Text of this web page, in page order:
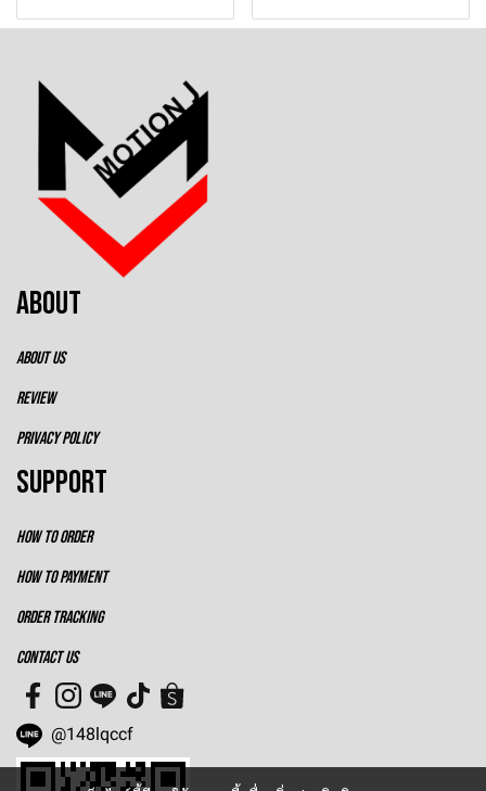
ABOUT
ABOUT US
REVIEW
PRIVACY POLICY
SUPPORT
HOW TO ORDER
HOW TO PAYMENT
ORDER TRACKING
CONTACT US
@148lqccf